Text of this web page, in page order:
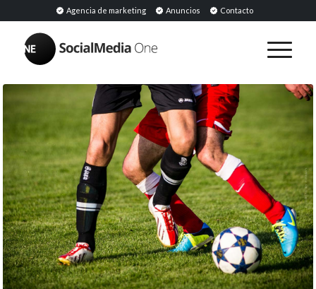
Agencia de marketing Anuncios Contacto